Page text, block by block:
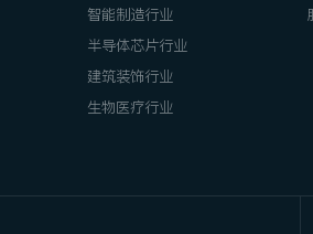
智能制造行业
半导体芯片行业
建筑装饰行业
生物医疗行业